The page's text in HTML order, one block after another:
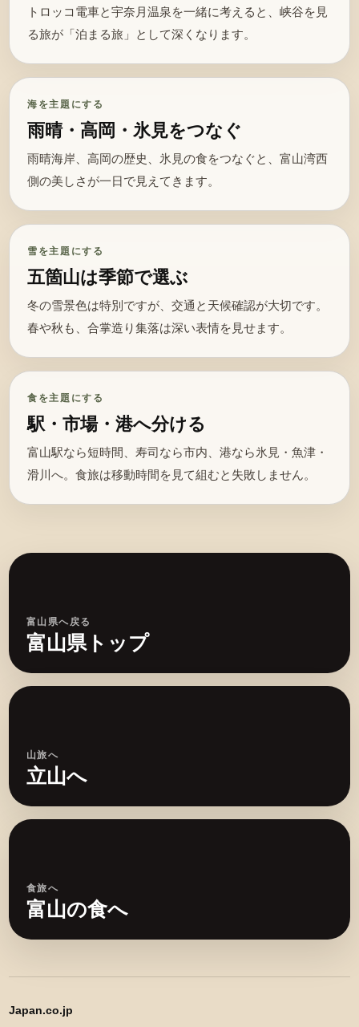
トロッコ電車と宇奈月温泉を一緒に考えると、峡谷を見
る旅が「泊まる旅」として深くなります。
海を主題にする
雨晴・高岡・氷見をつなぐ
雨晴海岸、高岡の歴史、氷見の食をつなぐと、富山湾西
側の美しさが一日で見えてきます。
雪を主題にする
五箇山は季節で選ぶ
冬の雪景色は特別ですが、交通と天候確認が大切です。
春や秋も、合掌造り集落は深い表情を見せます。
食を主題にする
駅・市場・港へ分ける
富山駅なら短時間、寿司なら市内、港なら氷見・魚津・
滑川へ。食旅は移動時間を見て組むと失敗しません。
富山県へ戻る
富山県トップ
山旅へ
立山へ
食旅へ
富山の食へ
Japan.co.jp